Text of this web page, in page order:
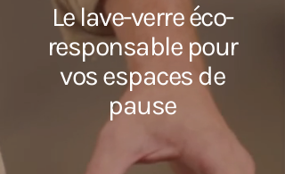
Le lave-verre éco-
responsable pour
vos espaces de
pause